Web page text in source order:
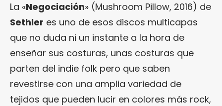
La «Negociación» (Mushroom Pillow, 2016) de
Sethler es uno de esos discos multicapas
que no duda ni un instante a la hora de
enseñar sus costuras, unas costuras que
parten del indie folk pero que saben
revestirse con una amplia variedad de
tejidos que pueden lucir en colores más rock,